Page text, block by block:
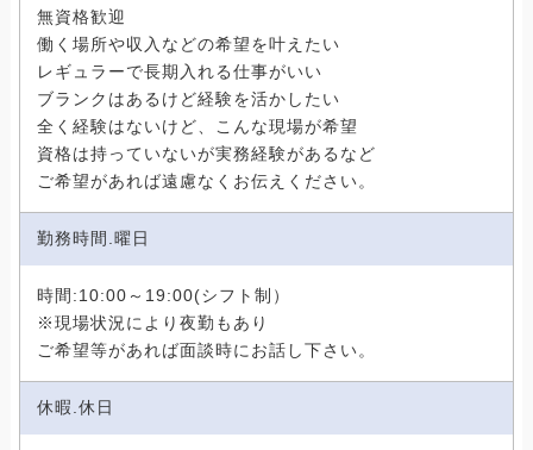
無資格歓迎
働く場所や収入などの希望を叶えたい
レギュラーで長期入れる仕事がいい
ブランクはあるけど経験を活かしたい
全く経験はないけど、こんな現場が希望
資格は持っていないが実務経験があるなど
ご希望があれば遠慮なくお伝えください。
勤務時間.曜日
時間:10:00～19:00(シフト制）
※現場状況により夜勤もあり
ご希望等があれば面談時にお話し下さい。
休暇.休日